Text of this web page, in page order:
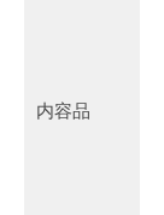
内容品